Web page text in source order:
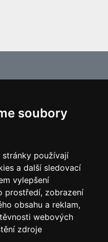
soubory
používají
a další sledovací
vylepšení
prostředí, zobrazení
obsahu a reklam,
webových
zdroje
jarní sezona.
prodejna zavřena a